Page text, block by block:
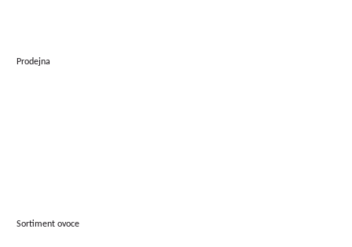
Prodejna
Sortiment ovoce